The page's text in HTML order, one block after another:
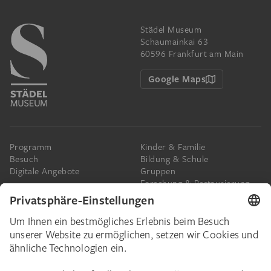
Städel Museum
Schaumainkai 63
60596 Frankfurt am Main
Google Maps
Programm
Besuch
Digitale Angebote
Kinder & Familie
Bildung & Schule
Gruppen
Forschung & Restaurierung
Presse
Das Städel